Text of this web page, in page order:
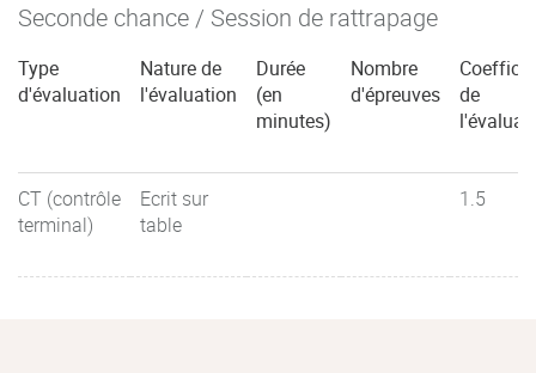
Seconde chance / Session de rattrapage
Type
d'évaluation
Nature de
l'évaluation
Durée
(en
minutes)
Nombre
d'épreuves
de
CT (contrôle
terminal)
Ecrit sur
table
1.5